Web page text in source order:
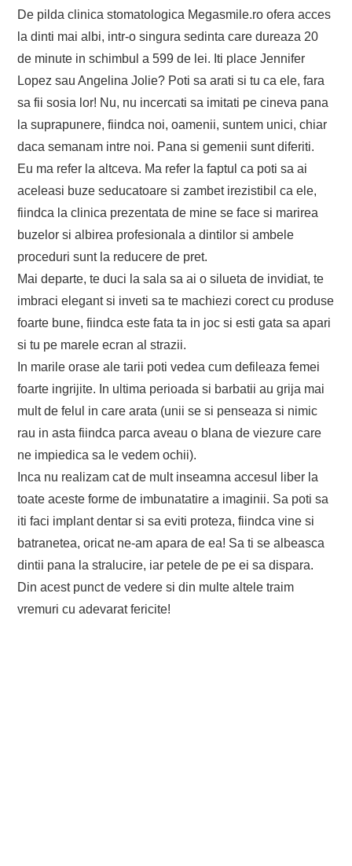
De pilda clinica stomatologica Megasmile.ro ofera acces
la dinti mai albi, intr-o singura sedinta care dureaza 20
de minute in schimbul a 599 de lei. Iti place Jennifer
Lopez sau Angelina Jolie? Poti sa arati si tu ca ele, fara
sa fii sosia lor! Nu, nu incercati sa imitati pe cineva pana
la suprapunere, fiindca noi, oamenii, suntem unici, chiar
daca semanam intre noi. Pana si gemenii sunt diferiti.
Eu ma refer la altceva. Ma refer la faptul ca poti sa ai
aceleasi buze seducatoare si zambet irezistibil ca ele,
fiindca la clinica prezentata de mine se face si marirea
buzelor si albirea profesionala a dintilor si ambele
proceduri sunt la reducere de pret.
Mai departe, te duci la sala sa ai o silueta de invidiat, te
imbraci elegant si inveti sa te machiezi corect cu produse
foarte bune, fiindca este fata ta in joc si esti gata sa apari
si tu pe marele ecran al strazii.
In marile orase ale tarii poti vedea cum defileaza femei
foarte ingrijite. In ultima perioada si barbatii au grija mai
mult de felul in care arata (unii se si penseaza si nimic
rau in asta fiindca parca aveau o blana de viezure care
ne impiedica sa le vedem ochii).
Inca nu realizam cat de mult inseamna accesul liber la
toate aceste forme de imbunatatire a imaginii. Sa poti sa
iti faci implant dentar si sa eviti proteza, fiindca vine si
batranetea, oricat ne-am apara de ea! Sa ti se albeasca
dintii pana la stralucire, iar petele de pe ei sa dispara.
Din acest punct de vedere si din multe altele traim
vremuri cu adevarat fericite!